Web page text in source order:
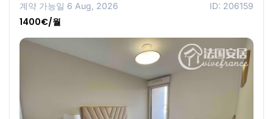
계약 가능일 6 Aug, 2026 ID: 206159
1400€/월